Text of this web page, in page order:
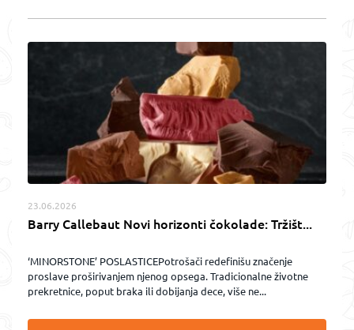
23.06.2026
Barry Callebaut Novi horizonti čokolade: Tržišt...
‘MINORSTONE’ POSLASTICEPotrošači redefinišu značenje
proslave proširivanjem njenog opsega. Tradicionalne životne
prekretnice, poput braka ili dobijanja dece, više ne...